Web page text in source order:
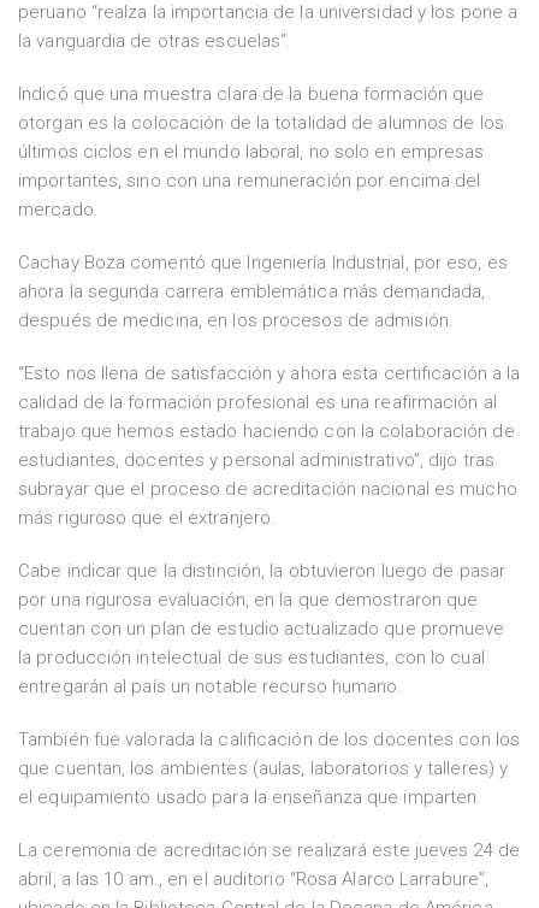
peruano “realza la importancia de la universidad y los pone a
la vanguardia de otras escuelas”.
Indicó que una muestra clara de la buena formación que
otorgan es la colocación de la totalidad de alumnos de los
últimos ciclos en el mundo laboral, no solo en empresas
importantes, sino con una remuneración por encima del
mercado.
Cachay Boza comentó que Ingeniería Industrial, por eso, es
ahora la segunda carrera emblemática más demandada,
después de medicina, en los procesos de admisión.
“Esto nos llena de satisfacción y ahora esta certificación a la
calidad de la formación profesional es una reafirmación al
trabajo que hemos estado haciendo con la colaboración de
estudiantes, docentes y personal administrativo”, dijo tras
subrayar que el proceso de acreditación nacional es mucho
más riguroso que el extranjero.
Cabe indicar que la distinción, la obtuvieron luego de pasar
por una rigurosa evaluación, en la que demostraron que
cuentan con un plan de estudio actualizado que promueve
la producción intelectual de sus estudiantes, con lo cual
entregarán al país un notable recurso humano.
También fue valorada la calificación de los docentes con los
que cuentan, los ambientes (aulas, laboratorios y talleres) y
el equipamiento usado para la enseñanza que imparten.
La ceremonia de acreditación se realizará este jueves 24 de
abril, a las 10 am., en el auditorio “Rosa Alarco Larrabure”,